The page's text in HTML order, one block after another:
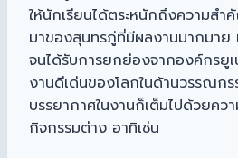
ให้นักเรียนได้ตระหนักถึงความสำ
มาของสุนทรภู่ที่มีผลงานมากมาย
จนได้รับการยกย่องจากองค์กรยู
งานดีเด่นของโลกในด้านวรรณกร
บรรยากาศในงานก็เต็มไปด้วยคว
กิจกรรมต่าง อาทิเช่น